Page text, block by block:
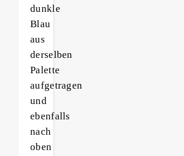
dunkle
Blau
aus
derselben
Palette
aufgetragen
und
ebenfalls
nach
oben